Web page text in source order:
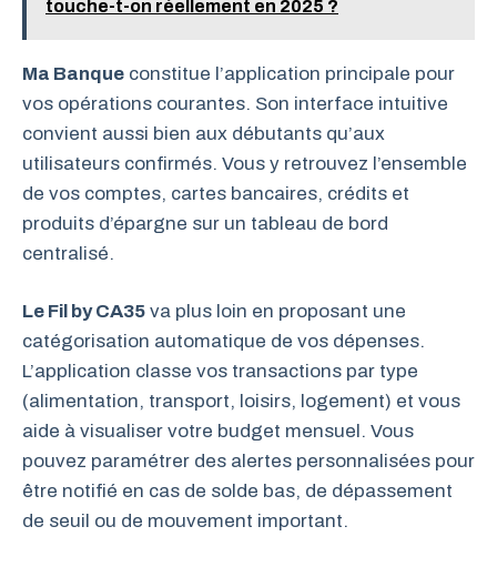
touche-t-on réellement en 2025 ?
Ma Banque constitue l’application principale pour
vos opérations courantes. Son interface intuitive
convient aussi bien aux débutants qu’aux
utilisateurs confirmés. Vous y retrouvez l’ensemble
de vos comptes, cartes bancaires, crédits et
produits d’épargne sur un tableau de bord
centralisé.
Le Fil by CA35 va plus loin en proposant une
catégorisation automatique de vos dépenses.
L’application classe vos transactions par type
(alimentation, transport, loisirs, logement) et vous
aide à visualiser votre budget mensuel. Vous
pouvez paramétrer des alertes personnalisées pour
être notifié en cas de solde bas, de dépassement
de seuil ou de mouvement important.